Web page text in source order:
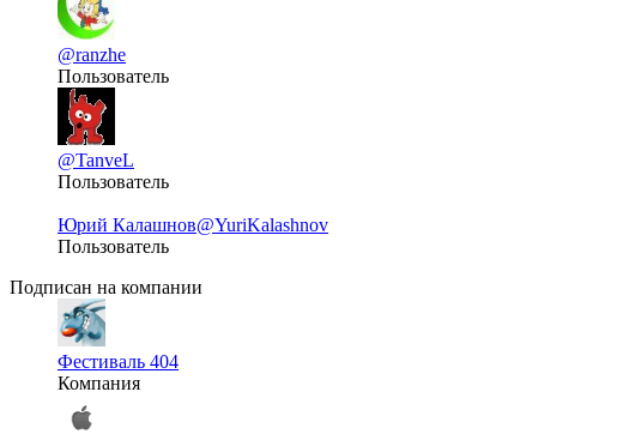
@ranzhe
Пользователь
@TanveL
Пользователь
Юрий Калашнов@YuriKalashnov
Пользователь
Подписан на компании
Фестиваль 404
Компания